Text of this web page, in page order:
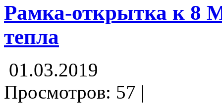
Рамка-открытка к 8
тепла
01.03.2019
Просмотров: 57 |